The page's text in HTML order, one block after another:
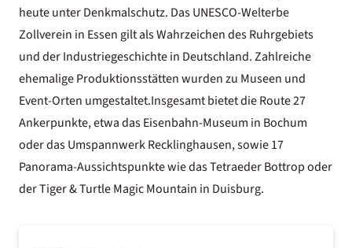
heute unter Denkmalschutz. Das UNESCO-Welterbe
Zollverein in Essen gilt als Wahrzeichen des Ruhrgebiets
und der Industriegeschichte in Deutschland. Zahlreiche
ehemalige Produktionsstätten wurden zu Museen und
Event-Orten umgestaltet.Insgesamt bietet die Route 27
Ankerpunkte, etwa das Eisenbahn-Museum in Bochum
oder das Umspannwerk Recklinghausen, sowie 17
Panorama-Aussichtspunkte wie das Tetraeder Bottrop oder
der Tiger & Turtle Magic Mountain in Duisburg.